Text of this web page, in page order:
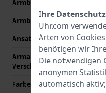
Armband Typ
Armbandbreite
Ansatzbreite
Armandbreite am
Verschluß
Farbe des Armbands
Ihre
Uhr.com
Arten von Cookies
benötigen wir
Die notwendigen
anonymen
automatisch